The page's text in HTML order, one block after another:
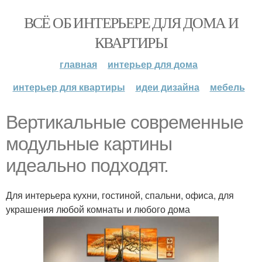
ВСЁ ОБ ИНТЕРЬЕРЕ ДЛЯ ДОМА И
КВАРТИРЫ
главная
интерьер для дома
интерьер для квартиры
идеи дизайна мебель
Вертикальные современные
модульные картины
идеально подходят.
Для интерьера кухни, гостиной, спальни, офиса, для
украшения любой комнаты и любого дома